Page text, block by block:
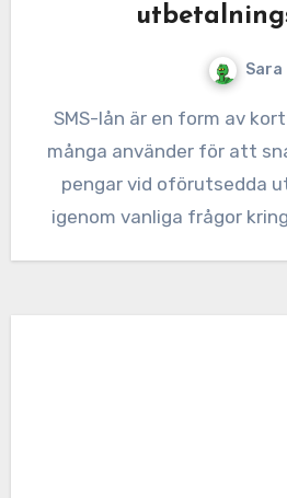
Sara
SMS-lån är en form av kortfristig kredit som
många använder för att
pengar vid oförutsedda
igenom vanliga frågor